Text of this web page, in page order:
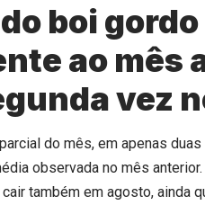
boi
ao mês
vez
do mês, em apenas
observada no mês
também em agosto, ainda